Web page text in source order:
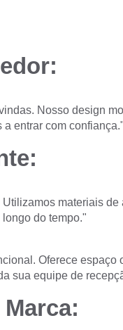
Nosso design
entrar com confiança."
materiais de
do tempo."
Oferece espaço
sua equipe de